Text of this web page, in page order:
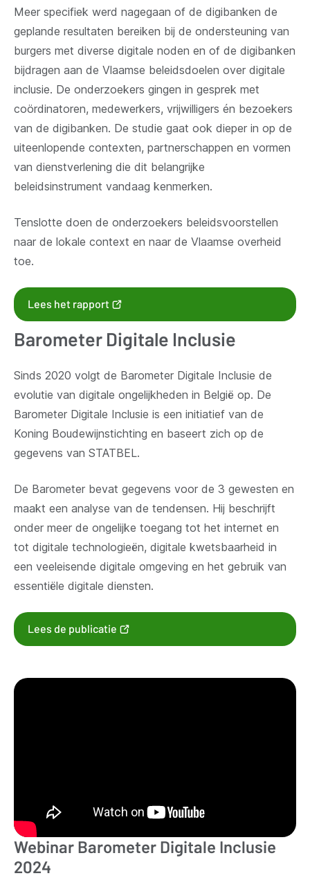
Meer specifiek werd nagegaan of de digibanken de
geplande resultaten bereiken bij de ondersteuning van
burgers met diverse digitale noden en of de digibanken
bijdragen aan de Vlaamse beleidsdoelen over digitale
inclusie. De onderzoekers gingen in gesprek met
coördinatoren, medewerkers, vrijwilligers én bezoekers
van de digibanken. De studie gaat ook dieper in op de
uiteenlopende contexten, partnerschappen en vormen
van dienstverlening die dit belangrijke
beleidsinstrument vandaag kenmerken.
Tenslotte doen de onderzoekers beleidsvoorstellen
naar de lokale context en naar de Vlaamse overheid
toe.
Lees het rapport
nieuw
venster)
Barometer Digitale Inclusie
Sinds 2020 volgt de Barometer Digitale Inclusie de
evolutie van digitale ongelijkheden in België op. De
Barometer Digitale Inclusie is een initiatief van de
Koning Boudewijnstichting en baseert zich op de
gegevens van STATBEL.
De Barometer bevat gegevens voor de 3 gewesten en
maakt een analyse van de tendensen. Hij beschrijft
onder meer de ongelijke toegang tot het internet en
tot digitale technologieën, digitale kwetsbaarheid in
een veeleisende digitale omgeving en het gebruik van
essentiële digitale diensten.
Lees de publicatie
nieuw
Webinar Barometer Digitale Inclusie
2024